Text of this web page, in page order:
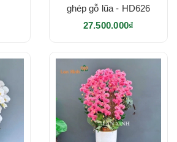
ghép gỗ lũa - HD626
27.500.000₫